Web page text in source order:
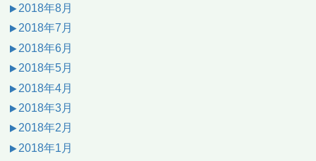
2018年8月
2018年7月
2018年6月
2018年5月
2018年4月
2018年3月
2018年2月
2018年1月